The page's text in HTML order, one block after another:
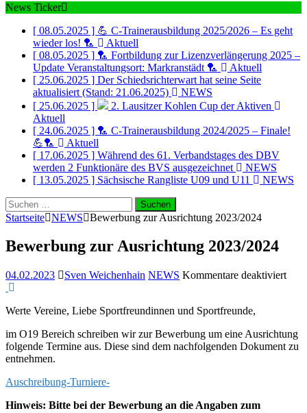
News Ticker
[ 08.05.2025 ] 💪 C-Trainerausbildung 2025/2026 – Es geht
wieder los! 🏸
Aktuell
[ 08.05.2025 ] 🏸 Fortbildung zur Lizenzverlängerung 2025 –
Update Veranstaltungsort: Markranstädt 🏸
Aktuell
[ 25.06.2025 ] Der Schiedsrichterwart hat seine Seite
aktualisiert (Stand: 21.06.2025)
NEWS
[ 25.06.2025 ]
2. Lausitzer Kohlen Cup der Aktiven
Aktuell
[ 24.06.2025 ] 🏸 C-Trainerausbildung 2024/2025 – Finale!
💪🏸
Aktuell
[ 17.06.2025 ] Während des 61. Verbandstages des DBV
werden 2 Funktionäre des BVS ausgezeichnet
NEWS
[ 13.05.2025 ] Sächsische Rangliste U09 und U11
NEWS
Suchen
nach:
Startseite NEWS Bewerbung zur Ausrichtung 2023/2024
Bewerbung zur Ausrichtung 2023/2024
04.02.2023 Sven Weichenhain NEWS Kommentare deaktiviertfür
Werte Vereine, Liebe Sportfreundinnen und Sportfreunde,
im O19 Bereich schreiben wir zur Bewerbung um eine Ausrichtung
folgende Termine aus. Diese sind dem nachfolgenden Dokument zu
entnehmen.
Auschreibung-Turniere-
Hinweis: Bitte bei der Bewerbung an die Angaben zum